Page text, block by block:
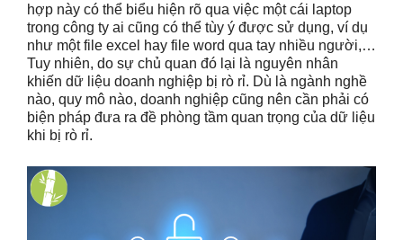
hợp này có thể biểu hiện rõ qua việc một cái laptop
trong công ty ai cũng có thể tùy ý được sử dụng, ví dụ
như một file excel hay file word qua tay nhiều người,…
Tuy nhiên, do sự chủ quan đó lại là nguyên nhân
khiến dữ liệu doanh nghiệp bị rò rỉ. Dù là ngành nghề
nào, quy mô nào, doanh nghiệp cũng nên cần phải có
biện pháp đưa ra đề phòng tầm quan trọng của dữ liệu
khi bị rò rỉ.